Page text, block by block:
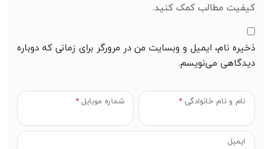
کیفیت مطالب کمک کنید.
نام و نام خانوادگی * شماره موبایل *
ایمیل
ذخیره نام، ایمیل و وبسایت من در مرورگر برای زمانی که دوباره
دیدگاهی می‌نویسم.